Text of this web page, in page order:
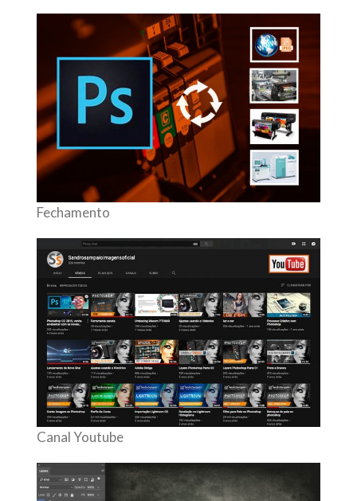
Fechamento
Canal Youtube